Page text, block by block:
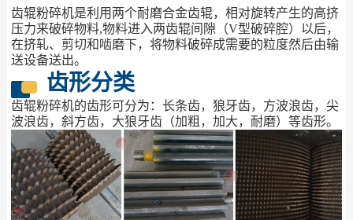
齿辊粉碎机是利用两个耐磨合金齿辊，相对旋转产生的高挤
压力来破碎物料,物料进入两齿辊间隙（V型破碎腔）以后，
在挤轧、剪切和啮磨下，将物料破碎成需要的粒度然后由输
送设备送出。
齿形分类
齿辊粉碎机的齿形可分为：长条齿，狼牙齿，方波浪齿，尖
波浪齿，斜方齿，大狼牙齿（加粗，加大，耐磨）等齿形。